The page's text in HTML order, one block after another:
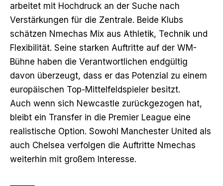
arbeitet mit Hochdruck an der Suche nach
Verstärkungen für die Zentrale. Beide Klubs
schätzen Nmechas Mix aus Athletik, Technik und
Flexibilität. Seine starken Auftritte auf der WM-
Bühne haben die Verantwortlichen endgültig
davon überzeugt, dass er das Potenzial zu einem
europäischen Top-Mittelfeldspieler besitzt.
Auch wenn sich Newcastle zurückgezogen hat,
bleibt ein Transfer in die Premier League eine
realistische Option. Sowohl Manchester United als
auch Chelsea verfolgen die Auftritte Nmechas
weiterhin mit großem Interesse.